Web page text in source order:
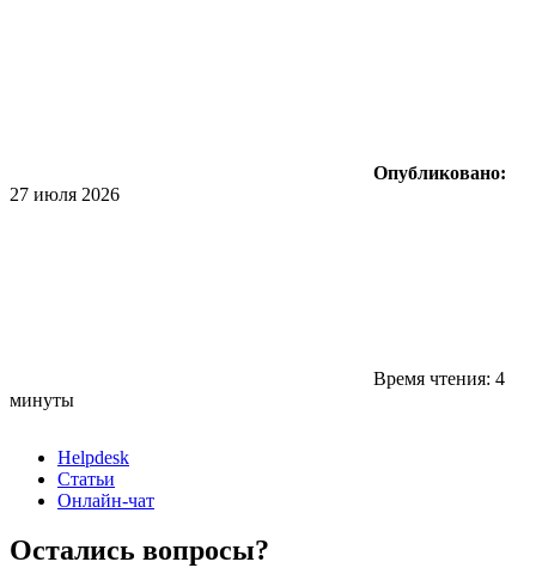
Опубликовано:
27 июля 2026
Время чтения: 4
минуты
Helpdesk
Статьи
Онлайн-чат
Остались вопросы?